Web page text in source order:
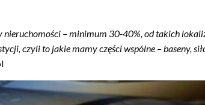
– minimum 30-40%, od takich
czyli to jakie mamy części wspólne – baseny,